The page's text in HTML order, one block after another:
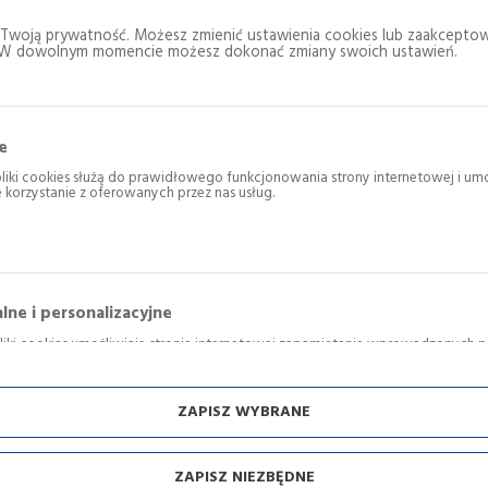
prywatność. Możesz zmienić ustawienia cookies lub
dowolnym momencie możesz dokonać zmiany swoich ustawień.
cookies służą do prawidłowego funkcjonowania strony internetowej i
z oferowanych przez nas usług.
na podejmowane przez Ciebie działania w celu m.in.
prywatności, logowania czy wypełniania formularzy. Dzięki plikom
i personalizacyjne
cookies umożliwiają stronie internetowej zapamiętanie wprowadzonych
cookies możemy zapewnić Ci większy komfort korzystania z
dopasowanie jej do Twoich indywidualnych preferencji. Wyrażenie zgody
i personalizacyjne pliki cookies gwarantuje dostępność większej ilości funkcji
ZAPISZ WYBRANE
ZAPISZ NIEZBĘDNE